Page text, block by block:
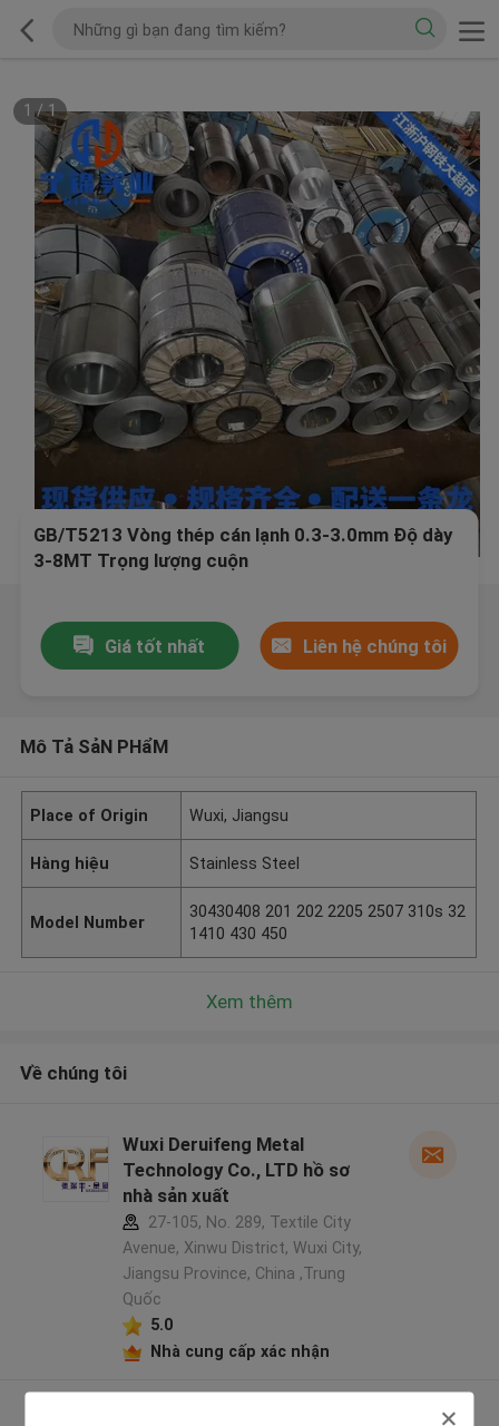
1 /1
GB/T5213 Vòng thép cán lạnh 0.3-3.0mm Độ dày
3-8MT Trọng lượng cuộn
Giá tốt nhất Liên hệ chúng tôi
Mô Tả SảN PHẩM
Place of Origin Wuxi, Jiangsu
Hàng hiệu Stainless Steel
Model Number
30430408 201 202 2205 2507 310s 32
1410 430 450
Xem thêm
Về chúng tôi
Wuxi Deruifeng Metal
Technology Co., LTD hồ sơ
nhà sản xuất
27-105, No. 289, Textile City
Avenue, Xinwu District, Wuxi City,
Jiangsu Province, China ,Trung
Quốc
5.0
Nhà cung cấp xác nhận